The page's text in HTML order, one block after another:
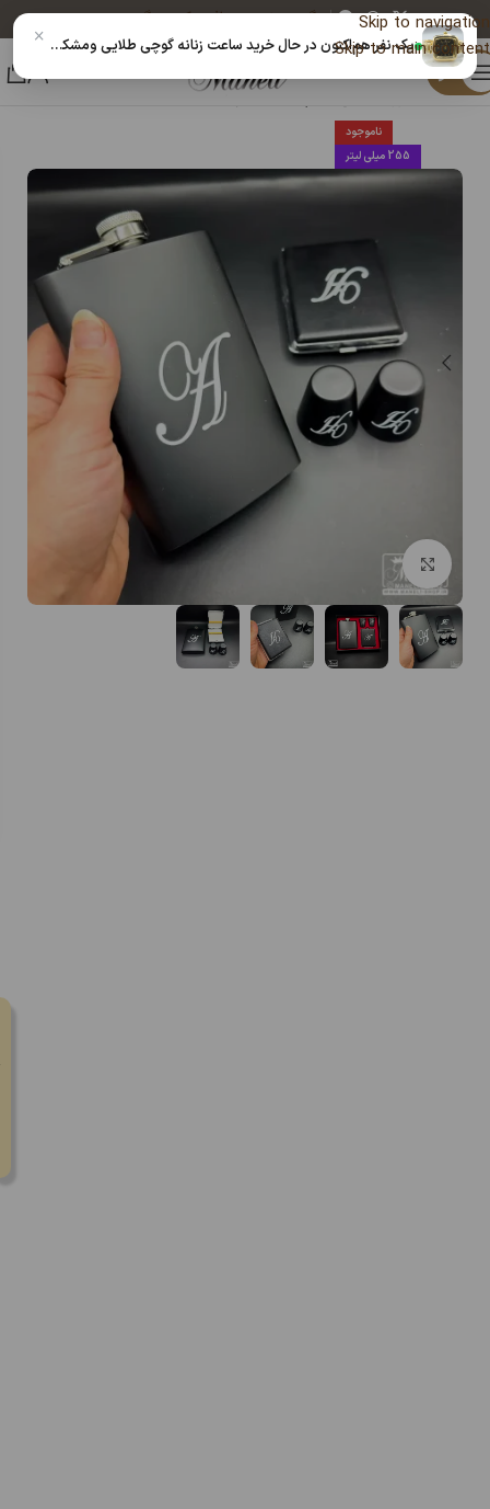
Skip to navigation
Skip to main content
پیگیری خریددریافت کد رهگیری پستی
منو
خانه اکسسوری مانلی هیپ فلاسک و شات
ناموجود
255 میلی لیتر
بزرگنمایی تصویر
یک نفر هم‌اکنون در حال خرید ساعت زنانه گوچی طلایی ومشکی صفحه مربع|14040854 است ×